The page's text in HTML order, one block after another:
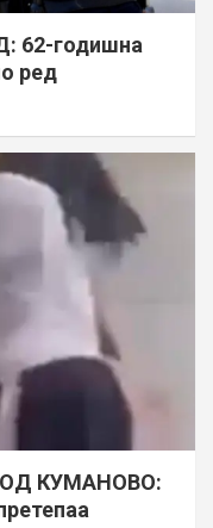
62-годишна
ред
КУМАНОВО: